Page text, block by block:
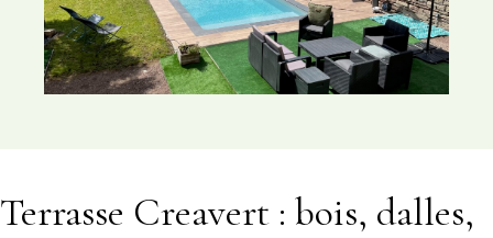
Terrasse Creavert : bois, dalles,